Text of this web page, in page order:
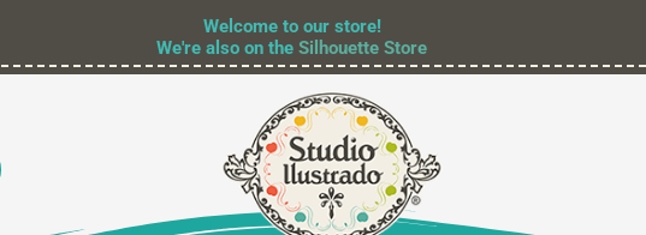
Welcome to our store!
We're also on theSilhouette Store